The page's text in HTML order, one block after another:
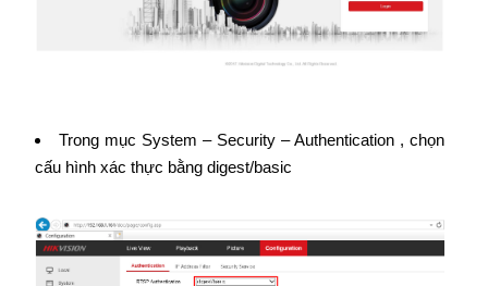
Trong mục System – Security – Authentication , chọn
cấu hình xác thực bằng digest/basic